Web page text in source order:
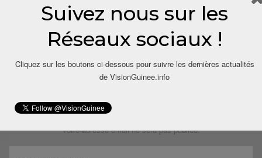
LAISSER UN COMMENTAIRE
Votre adresse email ne sera pas publiée.
Suivez nous sur les
Réseaux sociaux !
Cliquez sur les boutons ci-dessous pour suivre les dernières actualités
de VisionGuinee.info